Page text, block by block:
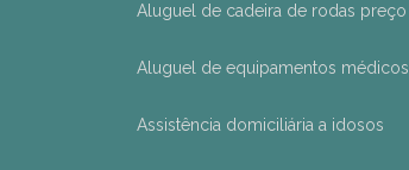
Aluguel de cadeira de rodas
Aluguel de equipamentos
Assistência domiciliária a idosos